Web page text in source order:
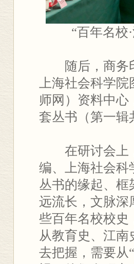
“百年名校
随后，商
上海社会科学
师网）资料中心
套丛书（第一辑
在研讨会上
编、上海社会科
丛书的缘起、框
远流长，文脉深
些百年名校校史
从教育史、江
去把握，需要从